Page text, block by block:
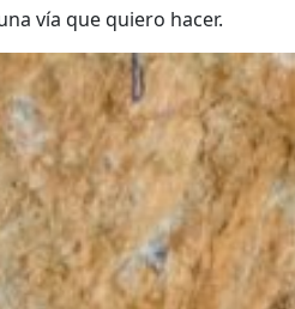
vía que quiero hacer.